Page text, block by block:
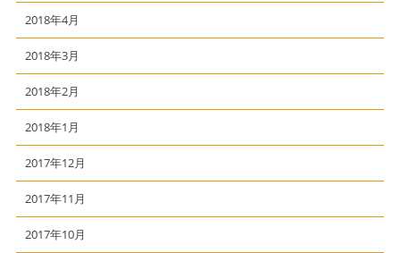
2018年4月
2018年3月
2018年2月
2018年1月
2017年12月
2017年11月
2017年10月